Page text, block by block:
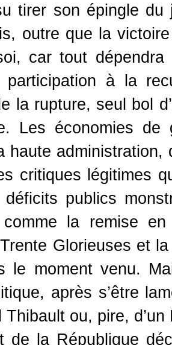
tirer son épingle du
outre que la
car tout dépendra
à la
la rupture, seul bol
Les économies de
haute
critiques légitimes
déficits publics
comme la remise
Glorieuses et
le moment venu.
après s’être
Thibault ou, pire,
de la République